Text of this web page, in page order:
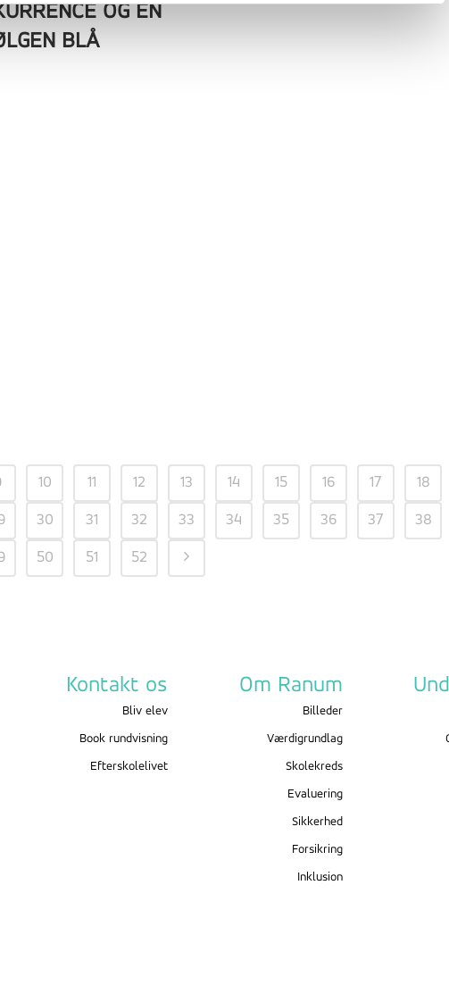
OG EN
BLÅ
10 11 12 13 14 15 16 17 18
30 31 32 33 34 35 36 37 38
50 51 52
Kontakt os
Bliv elev
Book rundvisning
Efterskolelivet
Om Ranum
Billeder
Værdigrundlag
Skolekreds
Evaluering
Sikkerhed
Forsikring
Inklusion